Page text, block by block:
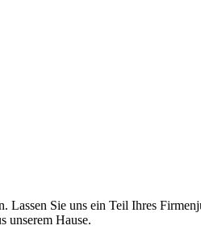
Lassen Sie uns ein Teil Ihres
unserem Hause.